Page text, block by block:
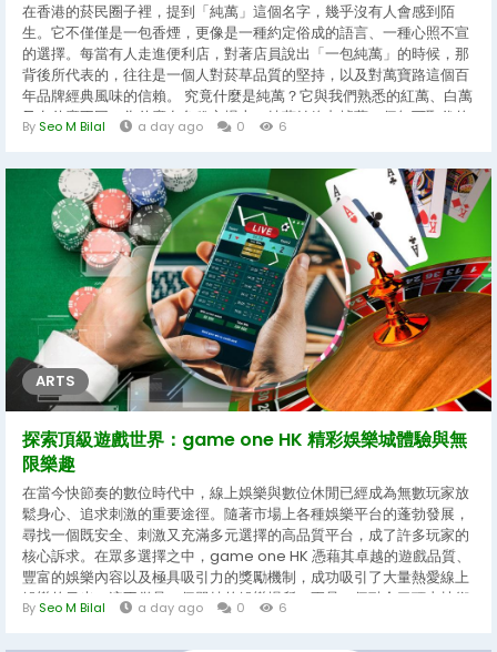
在香港的菸民圈子裡，提到「純萬」這個名字，幾乎沒有人會感到陌
生。它不僅僅是一包香煙，更像是一種約定俗成的語言、一種心照不宣
的選擇。每當有人走進便利店，對著店員說出「一包純萬」的時候，那
背後所代表的，往往是一個人對菸草品質的堅持，以及對萬寶路這個百
年品牌經典風味的信賴。 究竟什麼是純萬？它與我們熟悉的紅萬、白萬
又有什麼不同？為什麼在免稅市場上，純萬始終占據著一個無可取代的
特殊地位？這篇文章將帶您深入探索純萬的世界，從它的歷史淵源、口
所散發出的純粹魅力。 純萬的命名由來與市場定位 純萬，這個名字在
華語菸民圈中流傳已久，特別是在香港與廣東地區，幾乎成為了萬寶路
旗下某一特定系列產品的代名詞。從字面上來看，「純」字代表著純
粹、純淨與無雜質，而「萬」則直接指向了萬寶路這個國際頂級菸草品
牌。兩者結合，純萬傳達出的是一種回歸菸草本質、追求純淨口感的品
牌形象。...
By Seo M Bilal a day ago 0 6
ARTS
探索頂級遊戲世界：game one HK 精彩娛樂城體驗與無
限樂趣
在當今快節奏的數位時代中，線上娛樂與數位休閒已經成為無數玩家放
鬆身心、追求刺激的重要途徑。隨著市場上各種娛樂平台的蓬勃發展，
尋找一個既安全、刺激又充滿多元選擇的高品質平台，成了許多玩家的
核心訴求。在眾多選擇之中，game one HK 憑藉其卓越的遊戲品質、
豐富的娛樂內容以及極具吸引力的獎勵機制，成功吸引了大量熱愛線上
娛樂的目光。這不僅是一個單純的娛樂場所，更是一個融合了頂尖技術
與無盡歡樂的數位冒險世界。 當我們深入探討當代線上娛樂的發展趨勢
By Seo M Bilal a day ago 0 6